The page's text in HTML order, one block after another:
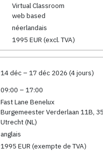
Virtual Classroom
web based
néerlandais
1995 EUR (excl. TVA)
14 déc – 17 déc 2026 (4 jours)
09:00 – 17:00
Fast Lane Benelux
Burgemeester Verderlaan 11B,
Utrecht (NL)
anglais
1995 EUR (exempte de TVA)